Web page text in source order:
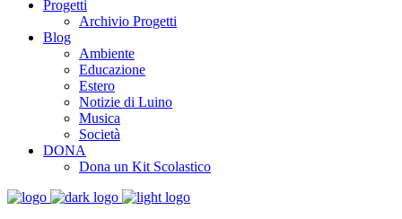
Progetti
Archivio Progetti
Blog
Ambiente
Educazione
Estero
Notizie di Luino
Musica
Società
DONA
Dona un Kit Scolastico